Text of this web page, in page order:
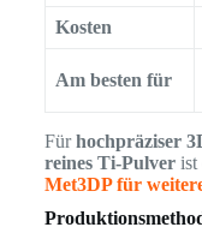
Kosten
Am besten für
Fürhochpräziser
reines Ti-Pulverist
Met3DP für